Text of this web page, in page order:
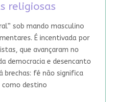
religiosas
sob mando masculino
É incentivada por
que avançaram no
democracia e desencanto
brechas: fé não significa
como destino